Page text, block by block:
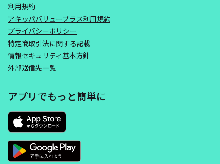
利用規約
アキッパバリュープラス利用規約
プライバシーポリシー
特定商取引法に関する記載
情報セキュリティ基本方針
外部送信先一覧
アプリでもっと簡単に